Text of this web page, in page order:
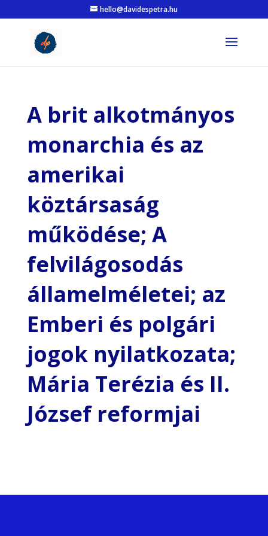
hello@davidespetra.hu
A brit alkotmányos
monarchia és az
amerikai
köztársaság
működése; A
felvilágosodás
államelméletei; az
Emberi és polgári
jogok nyilatkozata;
Mária Terézia és II.
József reformjai